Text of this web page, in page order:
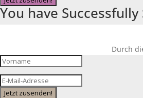
You have
Durch
Jetzt zusenden!